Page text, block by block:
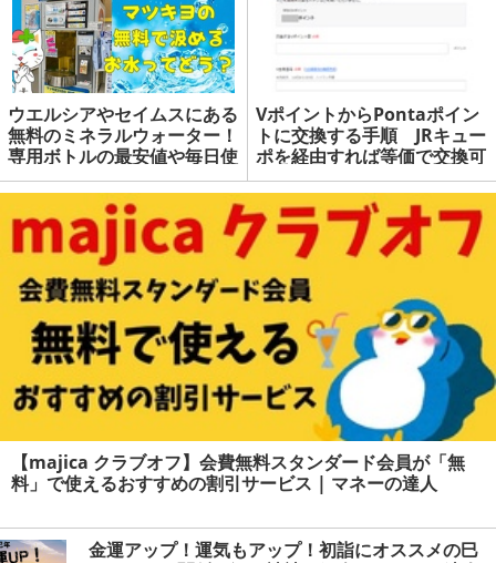
ウエルシアやセイムスにある
無料のミネラルウォーター！
専用ボトルの最安値や毎日使
えるクーポンもあり | マネー
の達人
VポイントからPontaポイン
トに交換する手順 JRキュー
ポを経由すれば等価で交換可
能 | マネーの達人
【majica クラブオフ】会費無料スタンダード会員が「無
料」で使えるおすすめの割引サービス | マネーの達人
金運アップ！運気もアップ！初詣にオススメの巳